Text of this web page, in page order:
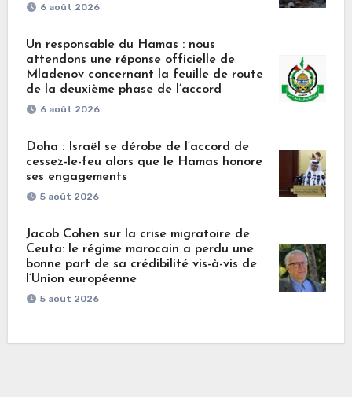
6 août 2026
Un responsable du Hamas : nous
attendons une réponse officielle de
Mladenov concernant la feuille de route
de la deuxième phase de l’accord
6 août 2026
Doha : Israël se dérobe de l’accord de
cessez-le-feu alors que le Hamas honore
ses engagements
5 août 2026
Jacob Cohen sur la crise migratoire de
Ceuta: le régime marocain a perdu une
bonne part de sa crédibilité vis-à-vis de
l’Union européenne
5 août 2026